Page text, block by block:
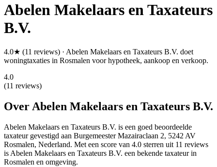
Abelen Makelaars en Taxateurs
B.V.
4.0★ (11 reviews) · Abelen Makelaars en Taxateurs B.V. doet
woningtaxaties in Rosmalen voor hypotheek, aankoop en verkoop.
4.0
(11 reviews)
Over Abelen Makelaars en Taxateurs B.V.
Abelen Makelaars en Taxateurs B.V. is een goed beoordeelde
taxateur gevestigd aan Burgemeester Mazairaclaan 2, 5242 AV
Rosmalen, Nederland. Met een score van 4.0 sterren uit 11 reviews
is Abelen Makelaars en Taxateurs B.V. een bekende taxateur in
Rosmalen en omgeving.